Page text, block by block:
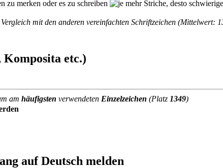
mit den anderen vereinfachten Schriftzeichen (Mittelwert:
Komposita etc.)
am häufigsten verwendeten Einzelzeichen (Platz 1349)
auf Deutsch melden